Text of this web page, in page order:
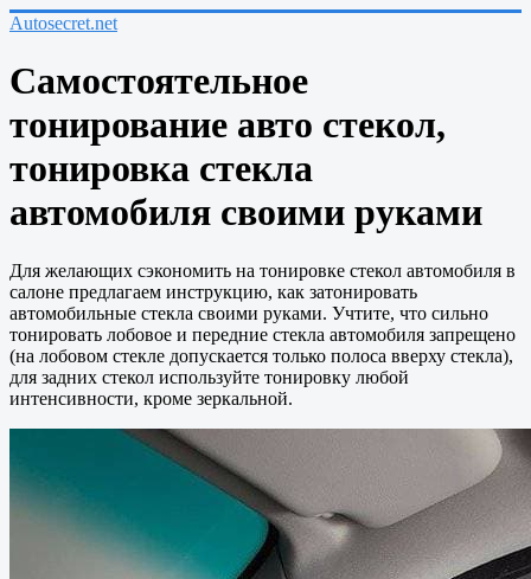
Autosecret.net
Самостоятельное
тонирование авто стекол,
тонировка стекла
автомобиля своими руками
Для желающих сэкономить на тонировке стекол автомобиля в
салоне предлагаем инструкцию, как затонировать
автомобильные стекла своими руками. Учтите, что сильно
тонировать лобовое и передние стекла автомобиля запрещено
(на лобовом стекле допускается только полоса вверху стекла),
для задних стекол используйте тонировку любой
интенсивности, кроме зеркальной.